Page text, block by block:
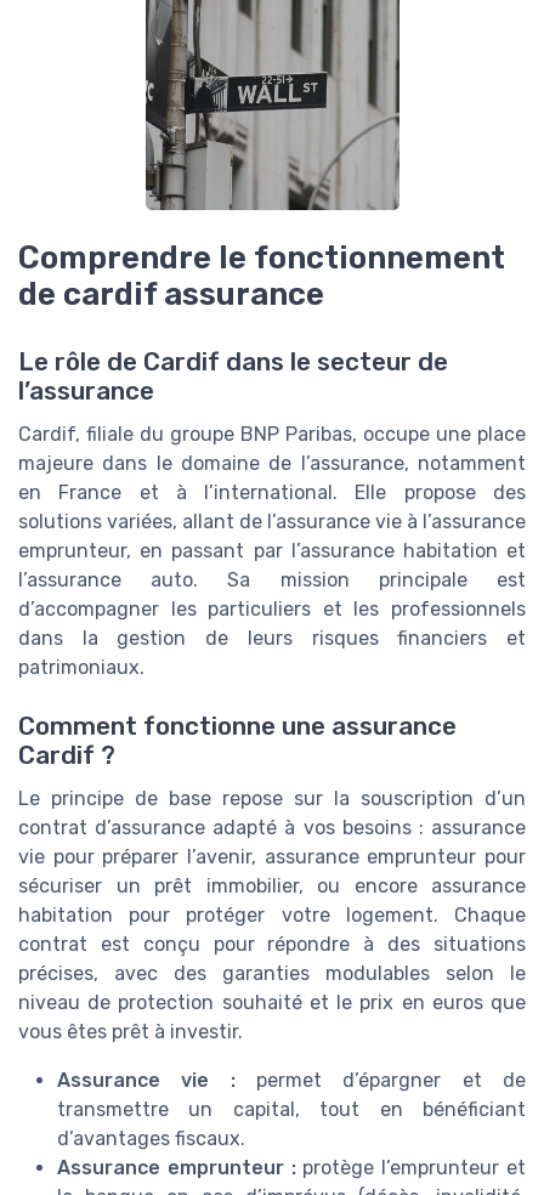
Comprendre le fonctionnement
de cardif assurance
Le rôle de Cardif dans le secteur de
l’assurance
Cardif, filiale du groupe BNP Paribas, occupe une place
majeure dans le domaine de l’assurance, notamment
en France et à l’international. Elle propose des
solutions variées, allant de l’assurance vie à l’assurance
emprunteur, en passant par l’assurance habitation et
l’assurance auto. Sa mission principale est
d’accompagner les particuliers et les professionnels
dans la gestion de leurs risques financiers et
patrimoniaux.
Comment fonctionne une assurance
Cardif ?
Le principe de base repose sur la souscription d’un
contrat d’assurance adapté à vos besoins : assurance
vie pour préparer l’avenir, assurance emprunteur pour
sécuriser un prêt immobilier, ou encore assurance
habitation pour protéger votre logement. Chaque
contrat est conçu pour répondre à des situations
précises, avec des garanties modulables selon le
niveau de protection souhaité et le prix en euros que
vous êtes prêt à investir.
Assurance vie :permet d’épargner et de
transmettre un capital, tout en bénéficiant
d’avantages fiscaux.
Assurance emprunteur :protège l’emprunteur et